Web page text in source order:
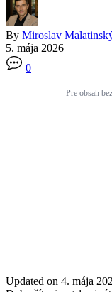
By Miroslav
5. mája 2026
0
Pre obsah
Updated on 4. mája